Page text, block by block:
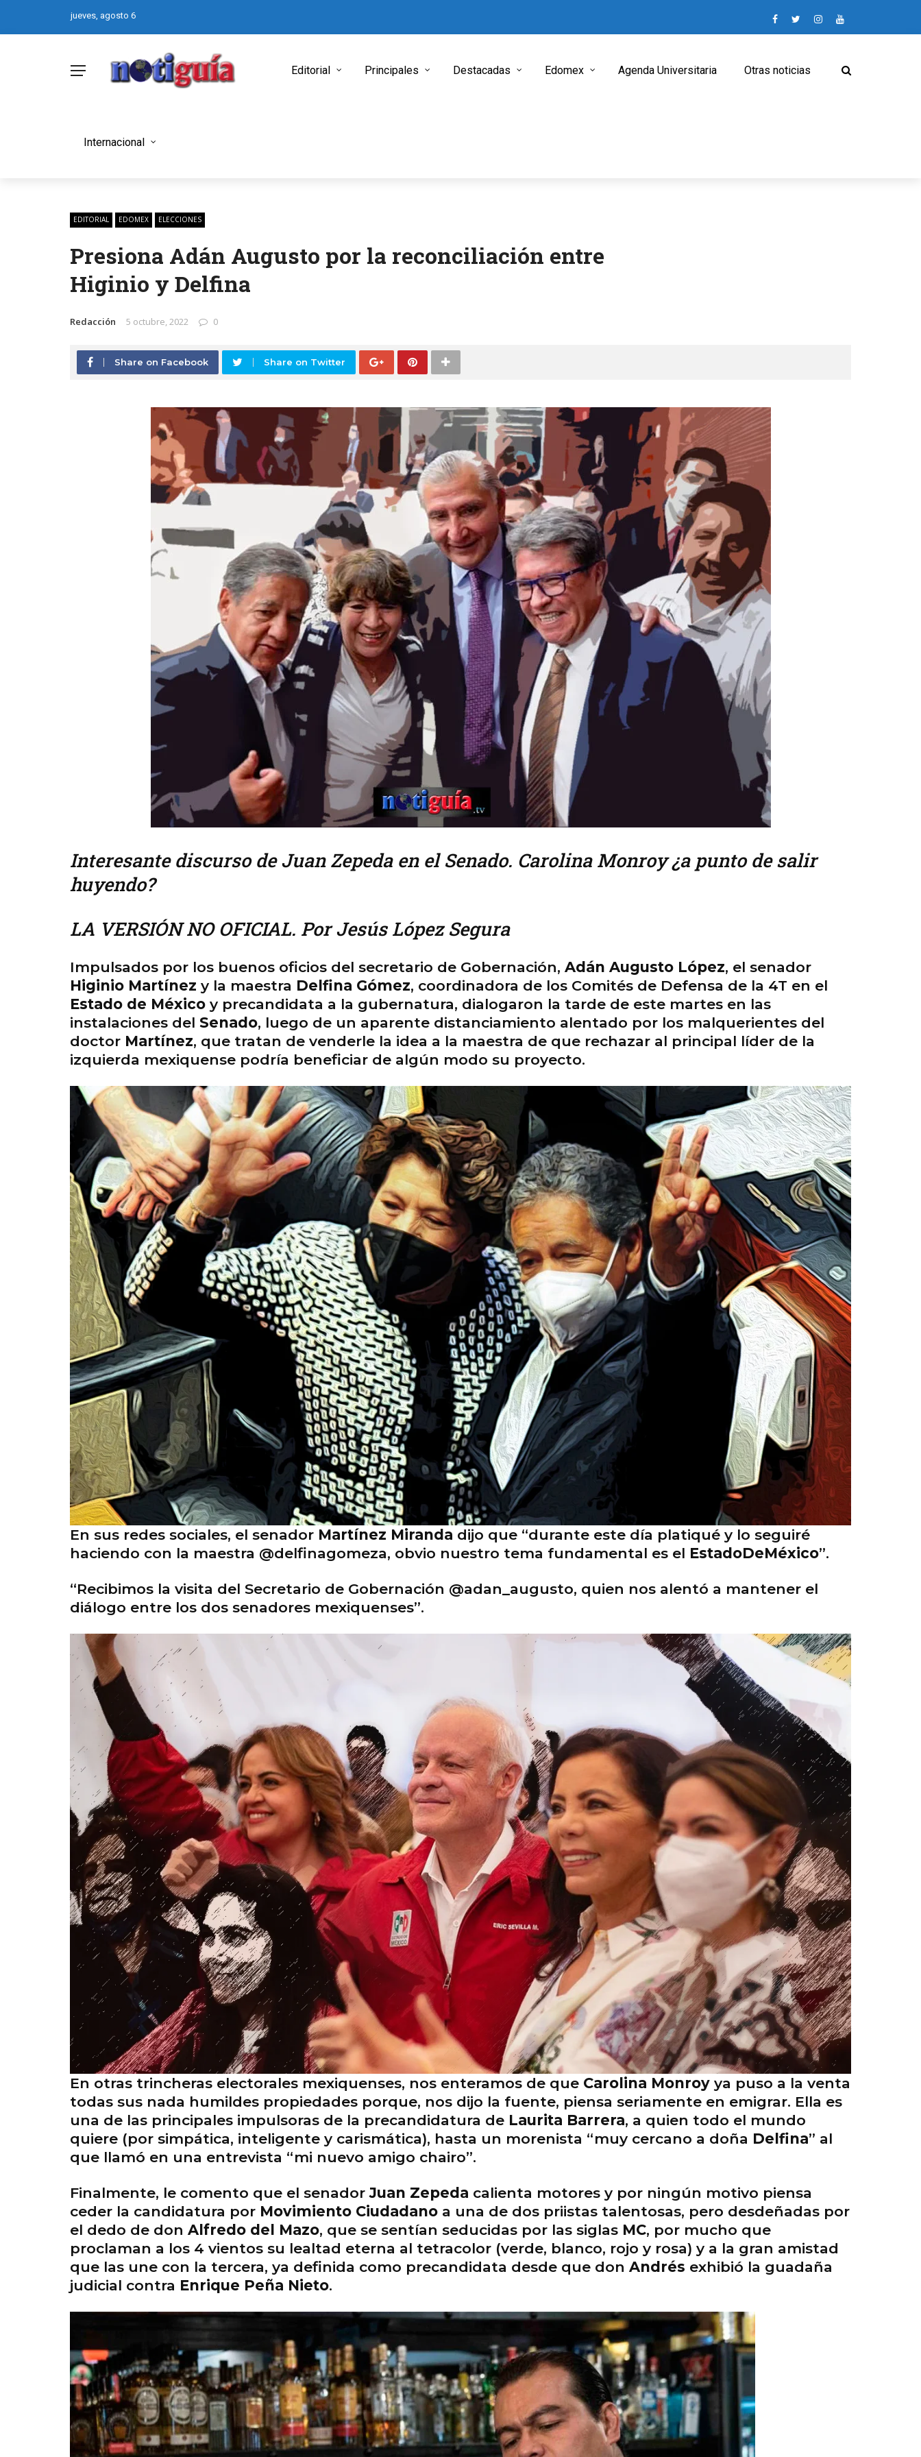
jueves, agosto 6
Editorial Principales Destacadas Edomex Agenda Universitaria Otras noticias
Internacional
EDITORIAL EDOMEX ELECCIONES
Presiona Adán Augusto por la reconciliación entre
Higinio y Delfina
Redacción 5 octubre, 2022 0
Share on Facebook Share on Twitter
Interesante discurso de Juan Zepeda en el Senado. Carolina Monroy ¿a punto de salir
huyendo?
LA VERSIÓN NO OFICIAL. Por Jesús López Segura
Impulsados por los buenos oficios del secretario de Gobernación, Adán Augusto López, el senador
Higinio Martínez y la maestra Delfina Gómez, coordinadora de los Comités de Defensa de la 4T en el
Estado de México y precandidata a la gubernatura, dialogaron la tarde de este martes en las
instalaciones del Senado, luego de un aparente distanciamiento alentado por los malquerientes del
doctor Martínez, que tratan de venderle la idea a la maestra de que rechazar al principal líder de la
izquierda mexiquense podría beneficiar de algún modo su proyecto.
En sus redes sociales, el senador Martínez Miranda dijo que “durante este día platiqué y lo seguiré
haciendo con la maestra @delfinagomeza, obvio nuestro tema fundamental es el EstadoDeMéxico”.
“Recibimos la visita del Secretario de Gobernación @adan_augusto, quien nos alentó a mantener el
diálogo entre los dos senadores mexiquenses”.
En otras trincheras electorales mexiquenses, nos enteramos de que Carolina Monroy ya puso a la venta
todas sus nada humildes propiedades porque, nos dijo la fuente, piensa seriamente en emigrar. Ella es
una de las principales impulsoras de la precandidatura de Laurita Barrera, a quien todo el mundo
quiere (por simpática, inteligente y carismática), hasta un morenista “muy cercano a doña Delfina” al
que llamó en una entrevista “mi nuevo amigo chairo”.
Finalmente, le comento que el senadorJuan Zepeda calienta motores y por ningún motivo piensa
ceder la candidatura por Movimiento Ciudadano a una de dos priistas talentosas, pero desdeñadas por
el dedo de don Alfredo del Mazo, que se sentían seducidas por las siglas MC, por mucho que
proclaman a los 4 vientos su lealtad eterna al tetracolor (verde, blanco, rojo y rosa) y a la gran amistad
que las une con la tercera, ya definida como precandidata desde que don Andrés exhibió la guadaña
judicial contra Enrique Peña Nieto.